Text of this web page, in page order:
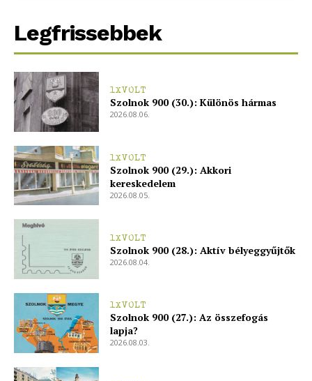
Hasznos
bSZ fiók
Előfizetés
Kapcsolat
Adatkezelési tájékoztató
Hirdetés
Legfrissebbek
1XVOLT
Szolnok 900 (30.): Különös hármas
2026.08.06.
1XVOLT
Szolnok 900 (29.): Akkori
kereskedelem
2026.08.05.
1XVOLT
Szolnok 900 (28.): Aktív bélyeggyűjtők
2026.08.04.
1XVOLT
Szolnok 900 (27.): Az összefogás
lapja?
2026.08.03.